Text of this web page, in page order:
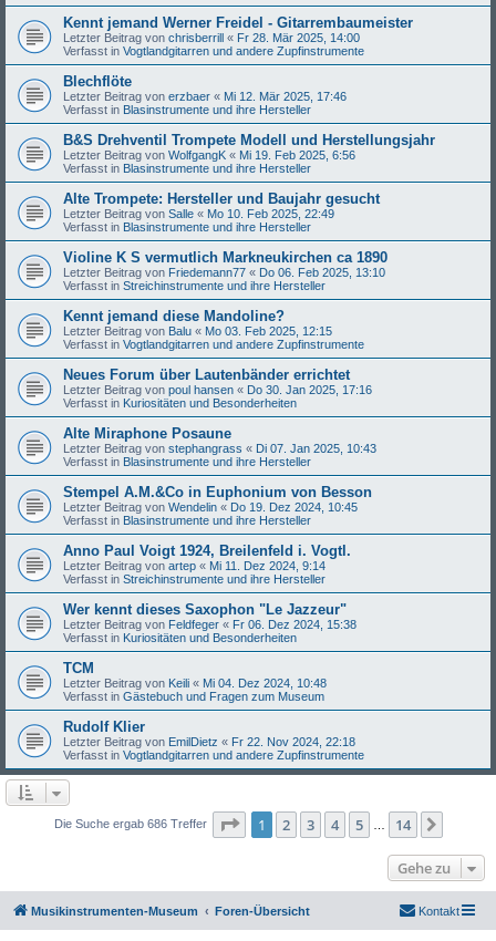
Kennt jemand Werner Freidel - Gitarrembaumeister
Letzter Beitrag von chrisberrill « Fr 28. Mär 2025, 14:00
Verfasst in Vogtlandgitarren und andere Zupfinstrumente
Blechflöte
Letzter Beitrag von erzbaer « Mi 12. Mär 2025, 17:46
Verfasst in Blasinstrumente und ihre Hersteller
B&S Drehventil Trompete Modell und Herstellungsjahr
Letzter Beitrag von WolfgangK « Mi 19. Feb 2025, 6:56
Verfasst in Blasinstrumente und ihre Hersteller
Alte Trompete: Hersteller und Baujahr gesucht
Letzter Beitrag von Salle « Mo 10. Feb 2025, 22:49
Verfasst in Blasinstrumente und ihre Hersteller
Violine K S vermutlich Markneukirchen ca 1890
Letzter Beitrag von Friedemann77 « Do 06. Feb 2025, 13:10
Verfasst in Streichinstrumente und ihre Hersteller
Kennt jemand diese Mandoline?
Letzter Beitrag von Balu « Mo 03. Feb 2025, 12:15
Verfasst in Vogtlandgitarren und andere Zupfinstrumente
Neues Forum über Lautenbänder errichtet
Letzter Beitrag von poul hansen « Do 30. Jan 2025, 17:16
Verfasst in Kuriositäten und Besonderheiten
Alte Miraphone Posaune
Letzter Beitrag von stephangrass « Di 07. Jan 2025, 10:43
Verfasst in Blasinstrumente und ihre Hersteller
Stempel A.M.&Co in Euphonium von Besson
Letzter Beitrag von Wendelin « Do 19. Dez 2024, 10:45
Verfasst in Blasinstrumente und ihre Hersteller
Anno Paul Voigt 1924, Breilenfeld i. Vogtl.
Letzter Beitrag von artep « Mi 11. Dez 2024, 9:14
Verfasst in Streichinstrumente und ihre Hersteller
Wer kennt dieses Saxophon "Le Jazzeur"
Letzter Beitrag von Feldfeger « Fr 06. Dez 2024, 15:38
Verfasst in Kuriositäten und Besonderheiten
TCM
Letzter Beitrag von Keili « Mi 04. Dez 2024, 10:48
Verfasst in Gästebuch und Fragen zum Museum
Rudolf Klier
Letzter Beitrag von EmilDietz « Fr 22. Nov 2024, 22:18
Verfasst in Vogtlandgitarren und andere Zupfinstrumente
Die Suche ergab 686 Treffer Seite 1von 14
1 2 3 4 5 14
Gehe zu
Musikinstrumenten-Museum Foren-Übersicht Kontakt